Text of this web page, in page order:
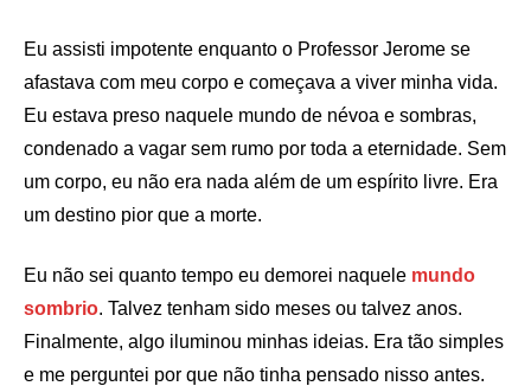
Eu assisti impotente enquanto o Professor Jerome se
afastava com meu corpo e começava a viver minha vida.
Eu estava preso naquele mundo de névoa e sombras,
condenado a vagar sem rumo por toda a eternidade. Sem
um corpo, eu não era nada além de um espírito livre. Era
um destino pior que a morte.
Eu não sei quanto tempo eu demorei naquele mundo
sombrio. Talvez tenham sido meses ou talvez anos.
Finalmente, algo iluminou minhas ideias. Era tão simples
e me perguntei por que não tinha pensado nisso antes.